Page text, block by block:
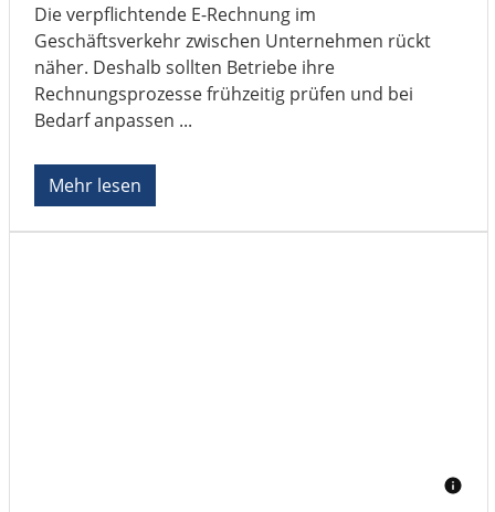
Die verpflichtende E-Rechnung im
Geschäftsverkehr zwischen Unternehmen rückt
näher. Deshalb sollten Betriebe ihre
Rechnungsprozesse frühzeitig prüfen und bei
Bedarf anpassen ...
Mehr lesen